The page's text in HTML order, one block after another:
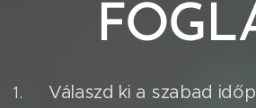
Válaszd ki a szabad